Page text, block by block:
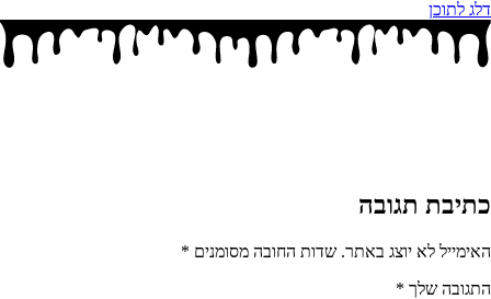
דלג לתוכן
כתיבת תגובה
האימייל לא יוצג באתר. שדות החובה מסומנים *
התגובה שלך *